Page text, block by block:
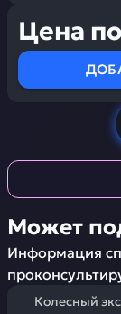
Цена
Может
Информация
Колесный